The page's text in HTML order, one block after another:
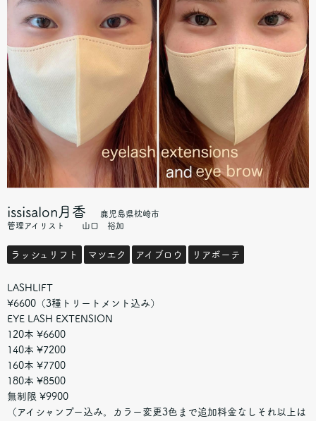
issisalon月香
鹿児島県枕崎市
管理アイリスト 山口 裕加
ラッシュリフト マツエク アイブロウ リアボーテ
LASHLIFT
¥6600（3種トリートメント込み）
EYE LASH EXTENSION
120本 ¥6600
140本 ¥7200
160本 ¥7700
180本 ¥8500
無制限 ¥9900
（アイシャンプー込み。カラー変更3色まで追加料金なしそれ以上は